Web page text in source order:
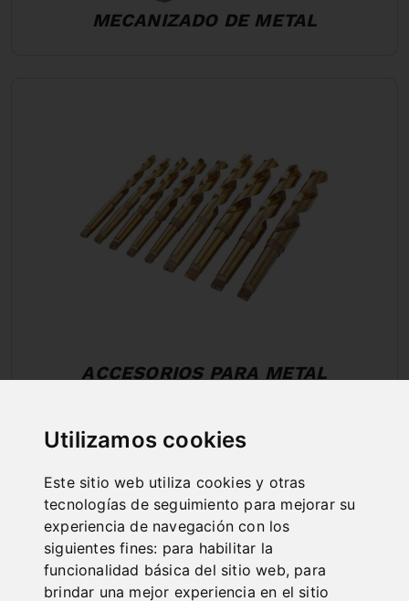
Utilizamos cookies
Este sitio web utiliza cookies y otras
tecnologías de seguimiento para mejorar su
experiencia de navegación con los
siguientes fines: para habilitar la
funcionalidad básica del sitio web, para
brindar una mejor experiencia en el sitio
MECANIZADO DE METAL
ACCESORIOS PARA METAL